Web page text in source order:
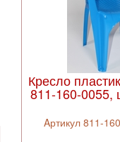
Кресло
811-160-0055,
Aртикул 811-